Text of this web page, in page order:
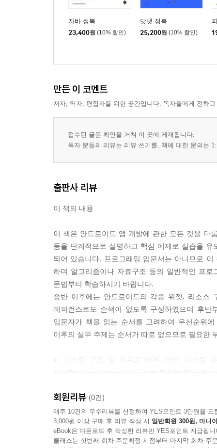
방법에 대해서도 연구해 본다.
모바일 네트워크를 통해 웹 서버나 웹 서비스에
방법에 대해서도 연구해 본다.
__28.3 XML
29장. BR
통신 방법인 BR 제작을 실습한다.
__29.2 BR
30장. 서비스
서비스는 사용자와 상호작용 없이 백그라운드에
소개하고 서비스를 응용한 라이브 벽지와 소프트
__30.1 서비스
__30.2 라이브 벽지
31장. 제스처
32장. 맵 서비스
안드로이드의 대표적인 기능인 지도 서비스에 대
맵뷰로 현재 위치를 표시하거나 맵뷰 위에 추가 정
__32.1 위치 제공자
자바 정복
23,400원 (10% 할인)
닷넷 정복
25,200원 (10% 할인)
만든 이 코멘트
저자, 역자, 편집자를 위한 공간입니다. 독자들에게 전하
접수된 글은 확인을 거쳐 이 곳에 게재됩니다.
독자 분들의 리뷰는 리뷰 쓰기를, 책에 대한 문의는
출판사 리뷰
이 책의 내용
이 책은 안드로이드 앱 개발에 관한 모든 것을 다
등을 단계적으로 설명하고 핵심 예제로 실습을
되어 있습니다. 프로그래밍 입문서는 아니므로
하며 알고리즘이나 자료구조 등의 일반적인 프
문법부터 학습하시기 바랍니다.
중반 이후에는 안드로이드의 각종 위젯, 리소스
레퍼런스로도 손색이 없도록 구성하였으며 후
입문자가 책을 읽는 순서를 고려하여 우선순위
이후의 실무 주제는 순서가 따로 없으므로 필요한
필요합니다. 그러나 내부 구조는 복잡할 뿐만 아
● 시스템 개발 및 최적화: 디바이스 드라이버 개
일반적인 앱 제작을 위한 기술이라기보다 장비 제
집중합니다.
● 비문서화된 내용: 문서화되지 않은
회원리뷰 (0건)
매주 10건의 우수리뷰를 선정하여 YES포인트 3만원을 드
3,000원 이상 구매 후 리뷰 작성 시 일반회원 300원, 마니
eBook은 다운로드 후 작성한 리뷰만 YES포인트 지급됩니
클래스는 첫번째 회차 주문확정 시점부터 마지막 회차 주